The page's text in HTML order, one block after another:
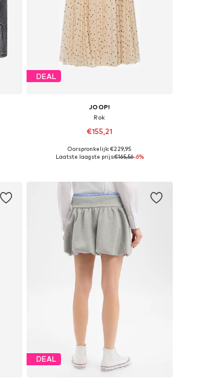
DEAL
JOOP!
Rok
€155,21
Beschikbare maten: 32, 34, 36, 38, 40
Oorspronkelijk: €229,95
Laatste laagste prijs:€165,56-6%
DEAL